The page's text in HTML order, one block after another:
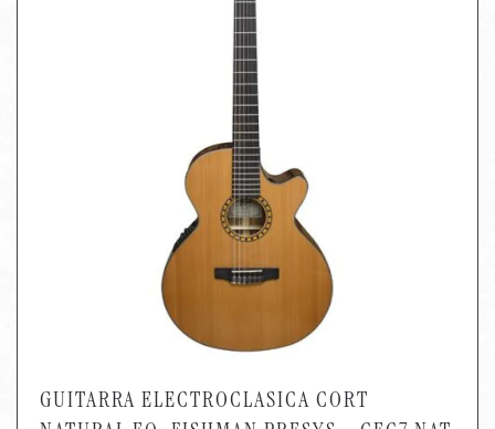
GUITARRA ELECTROCLASICA CORT